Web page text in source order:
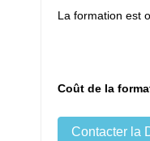
La formation est
Coût de la
Contacter la